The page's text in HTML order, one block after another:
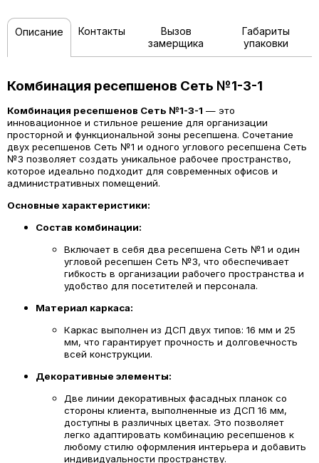
Описание Контакты
Вызов
замерщика
Габариты
упаковки
Комбинация ресепшенов Сеть №1-3-1
Комбинация ресепшенов Сеть №1-3-1 — это
инновационное и стильное решение для организации
просторной и функциональной зоны ресепшена. Сочетание
двух ресепшенов Сеть №1 и одного углового ресепшена Сеть
№3 позволяет создать уникальное рабочее пространство,
которое идеально подходит для современных офисов и
административных помещений.
Основные характеристики:
Состав комбинации:
Включает в себя два ресепшена Сеть №1 и один
угловой ресепшен Сеть №3, что обеспечивает
гибкость в организации рабочего пространства и
удобство для посетителей и персонала.
Материал каркаса:
Каркас выполнен из ДСП двух типов: 16 мм и 25
мм, что гарантирует прочность и долговечность
всей конструкции.
Декоративные элементы:
Две линии декоративных фасадных планок со
стороны клиента, выполненные из ДСП 16 мм,
доступны в различных цветах. Это позволяет
легко адаптировать комбинацию ресепшенов к
любому стилю оформления интерьера и добавить
индивидуальности пространству.